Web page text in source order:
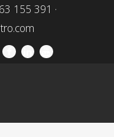
155 391 ·